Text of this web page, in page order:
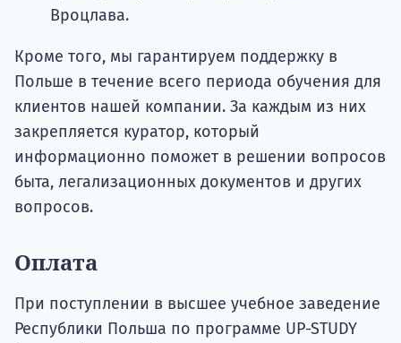
Вроцлава.
Кроме того, мы гарантируем поддержку в
Польше в течение всего периода обучения для
клиентов нашей компании. За каждым из них
закрепляется куратор, который
информационно поможет в решении вопросов
быта, легализационных документов и других
вопросов.
Оплата
При поступлении в высшее учебное заведение
Республики Польша по программе UP-STUDY